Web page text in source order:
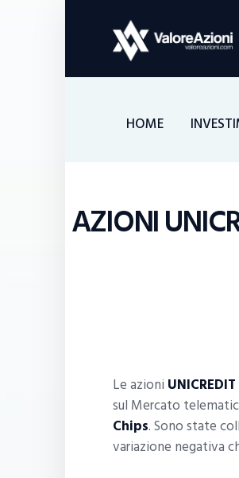
HOME
AZIONI
Le azioni
sul Mercato
Chips. Sono state
variazione negativa